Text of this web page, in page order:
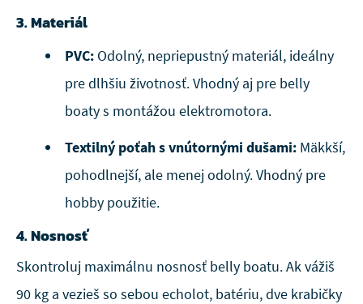
3. Materiál
PVC: Odolný, nepriepustný materiál, ideálny
pre dlhšiu životnosť. Vhodný aj pre belly
boaty s montážou elektromotora.
Textilný poťah s vnútornými dušami: Mäkkší,
pohodlnejší, ale menej odolný. Vhodný pre
hobby použitie.
4. Nosnosť
Skontroluj maximálnu nosnosť belly boatu. Ak vážiš
90 kg a vezieš so sebou echolot, batériu, dve krabičky